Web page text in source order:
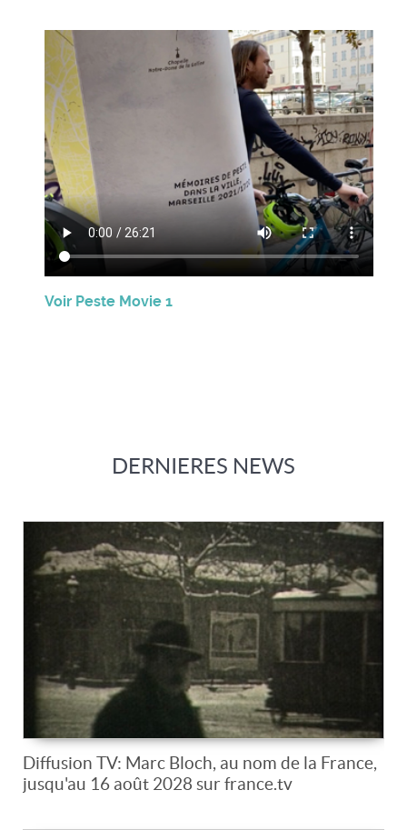
Voir Peste Movie 1
DERNIERES NEWS
Diffusion TV: Marc Bloch, au nom de la France,
jusqu'au 16 août 2028 sur france.tv